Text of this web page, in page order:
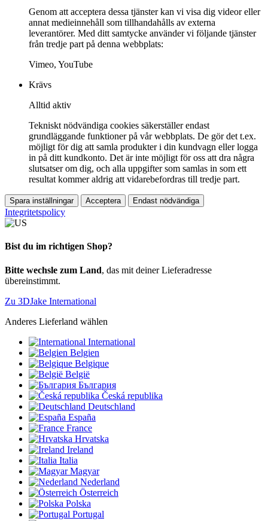
Genom att acceptera dessa tjänster kan vi visa dig videor eller
annat medieinnehåll som tillhandahålls av externa
leverantörer. Med ditt samtycke använder vi följande tjänster
från tredje part på denna webbplats:
Vimeo, YouTube
Krävs
Alltid aktiv
Tekniskt nödvändiga cookies säkerställer endast
grundläggande funktioner på vår webbplats. De gör det t.ex.
möjligt för dig att samla produkter i din kundvagn eller logga
in på ditt kundkonto. Det är inte möjligt för oss att dra några
slutsatser om dig, och alla uppgifter som samlas in som ett
resultat kommer aldrig att vidarebefordras till tredje part.
Spara inställningar Acceptera Endast nödvändiga
Integritetspolicy
Bist du im richtigen Shop?
Bitte wechsle zum Land, das mit deiner Lieferadresse
übereinstimmt.
Zu 3DJake International
Anderes Lieferland wählen
International
Belgien
Belgique
België
България
Česká republika
Deutschland
España
France
Hrvatska
Ireland
Italia
Magyar
Nederland
Österreich
Polska
Portugal